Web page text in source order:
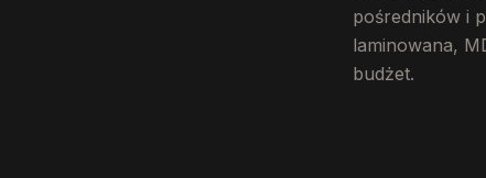
pośredników i
laminowana,
budżet.